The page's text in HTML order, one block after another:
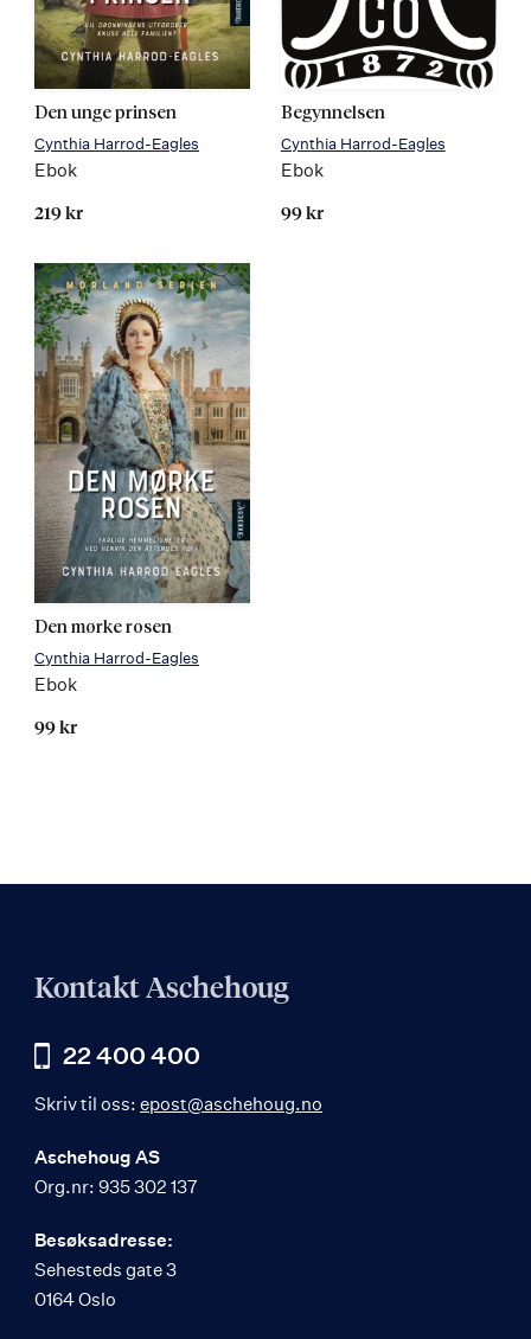
Den unge prinsen
Cynthia Harrod-Eagles
Ebok
219 kr
Begynnelsen
Cynthia Harrod-Eagles
Ebok
99 kr
Den mørke rosen
Cynthia Harrod-Eagles
Ebok
99 kr
Kontakt Aschehoug
22 400 400
Skriv til oss: epost@aschehoug.no
Aschehoug AS
Org.nr: 935 302 137
Besøksadresse:
Sehesteds gate 3
0164 Oslo